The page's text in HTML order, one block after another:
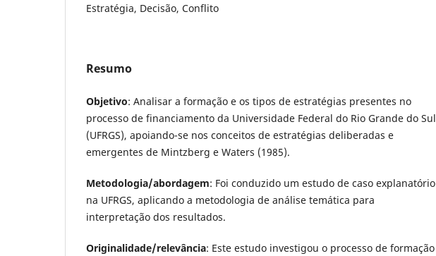
Estratégia, Decisão, Conflito
Resumo
Objetivo: Analisar a formação e os tipos de estratégias presentes no
processo de financiamento da Universidade Federal do Rio Grande do Sul
(UFRGS), apoiando-se nos conceitos de estratégias deliberadas e
emergentes de Mintzberg e Waters (1985).
Metodologia/abordagem: Foi conduzido um estudo de caso explanatório
na UFRGS, aplicando a metodologia de análise temática para
interpretação dos resultados.
Originalidade/relevância: Este estudo investigou o processo de formação